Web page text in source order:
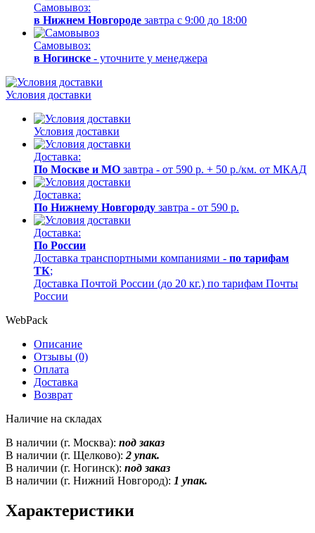
Самовывоз:
в Нижнем Новгороде завтра с 9:00 до 18:00
Самовывоз:
в Ногинске - уточните у менеджера
Условия доставки
Условия доставки
Доставка:
По Москве и МО завтра - от 590 р. + 50 р./км. от МКАД
Доставка:
По Нижнему Новгороду завтра - от 590 р.
Доставка:
По России
Доставка транспортными компаниями - по тарифам
ТК;
Доставка Почтой России (до 20 кг.) по тарифам Почты
России
WebPack
Описание
Отзывы (0)
Оплата
Доставка
Возврат
Наличие на складах
В наличии (г. Москва): под заказ
В наличии (г. Щелково): 2 упак.
В наличии (г. Ногинск): под заказ
В наличии (г. Нижний Новгород): 1 упак.
Характеристики